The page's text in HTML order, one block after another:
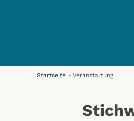
Startseite » Veranstaltung